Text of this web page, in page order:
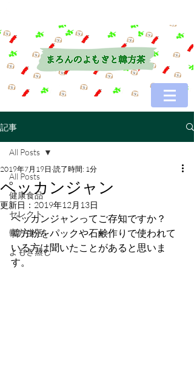
記事
All Posts
健康食品
セレクト
韓方生活
よもぎ蒸し
All Posts
ペッカンジャン
2019年7月19日 読了時間: 1分
更新日： 2019年12月13日
ペッカンジャンってご存知ですか？
韓方粉をパックや石鹸作りで使われて
いる方は聞いたことがあると思いま
す。